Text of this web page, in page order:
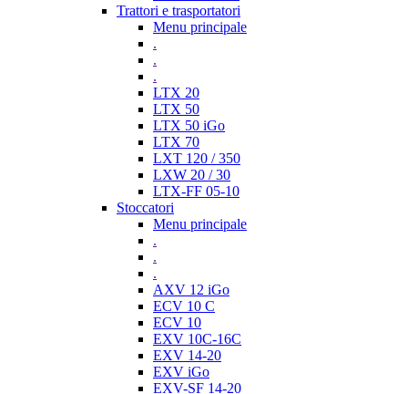
Trattori e trasportatori
Menu principale
.
.
.
LTX 20
LTX 50
LTX 50 iGo
LTX 70
LXT 120 / 350
LXW 20 / 30
LTX-FF 05-10
Stoccatori
Menu principale
.
.
.
AXV 12 iGo
ECV 10 C
ECV 10
EXV 10C-16C
EXV 14-20
EXV iGo
EXV-SF 14-20